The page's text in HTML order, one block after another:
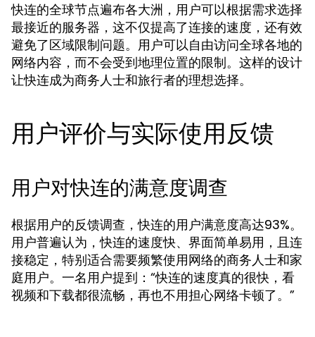
快连的全球节点遍布各大洲，用户可以根据需求选择
最接近的服务器，这不仅提高了连接的速度，还有效
避免了区域限制问题。用户可以自由访问全球各地的
网络内容，而不会受到地理位置的限制。这样的设计
让快连成为商务人士和旅行者的理想选择。
用户评价与实际使用反馈
用户对快连的满意度调查
根据用户的反馈调查，快连的用户满意度高达93%。
用户普遍认为，快连的速度快、界面简单易用，且连
接稳定，特别适合需要频繁使用网络的商务人士和家
庭用户。一名用户提到：“快连的速度真的很快，看
视频和下载都很流畅，再也不用担心网络卡顿了。”